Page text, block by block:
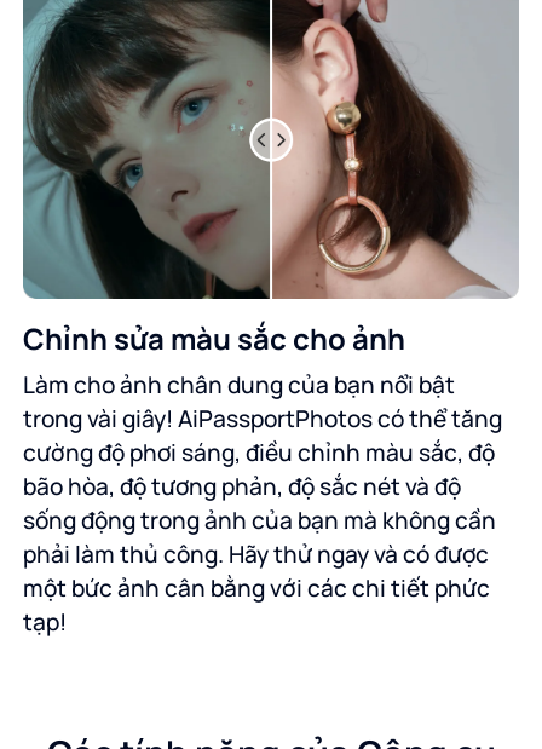
Chỉnh sửa màu sắc cho ảnh
Làm cho ảnh chân dung của bạn nổi bật
trong vài giây! AiPassportPhotos có thể tăng
cường độ phơi sáng, điều chỉnh màu sắc, độ
bão hòa, độ tương phản, độ sắc nét và độ
sống động trong ảnh của bạn mà không cần
phải làm thủ công. Hãy thử ngay và có được
một bức ảnh cân bằng với các chi tiết phức
tạp!